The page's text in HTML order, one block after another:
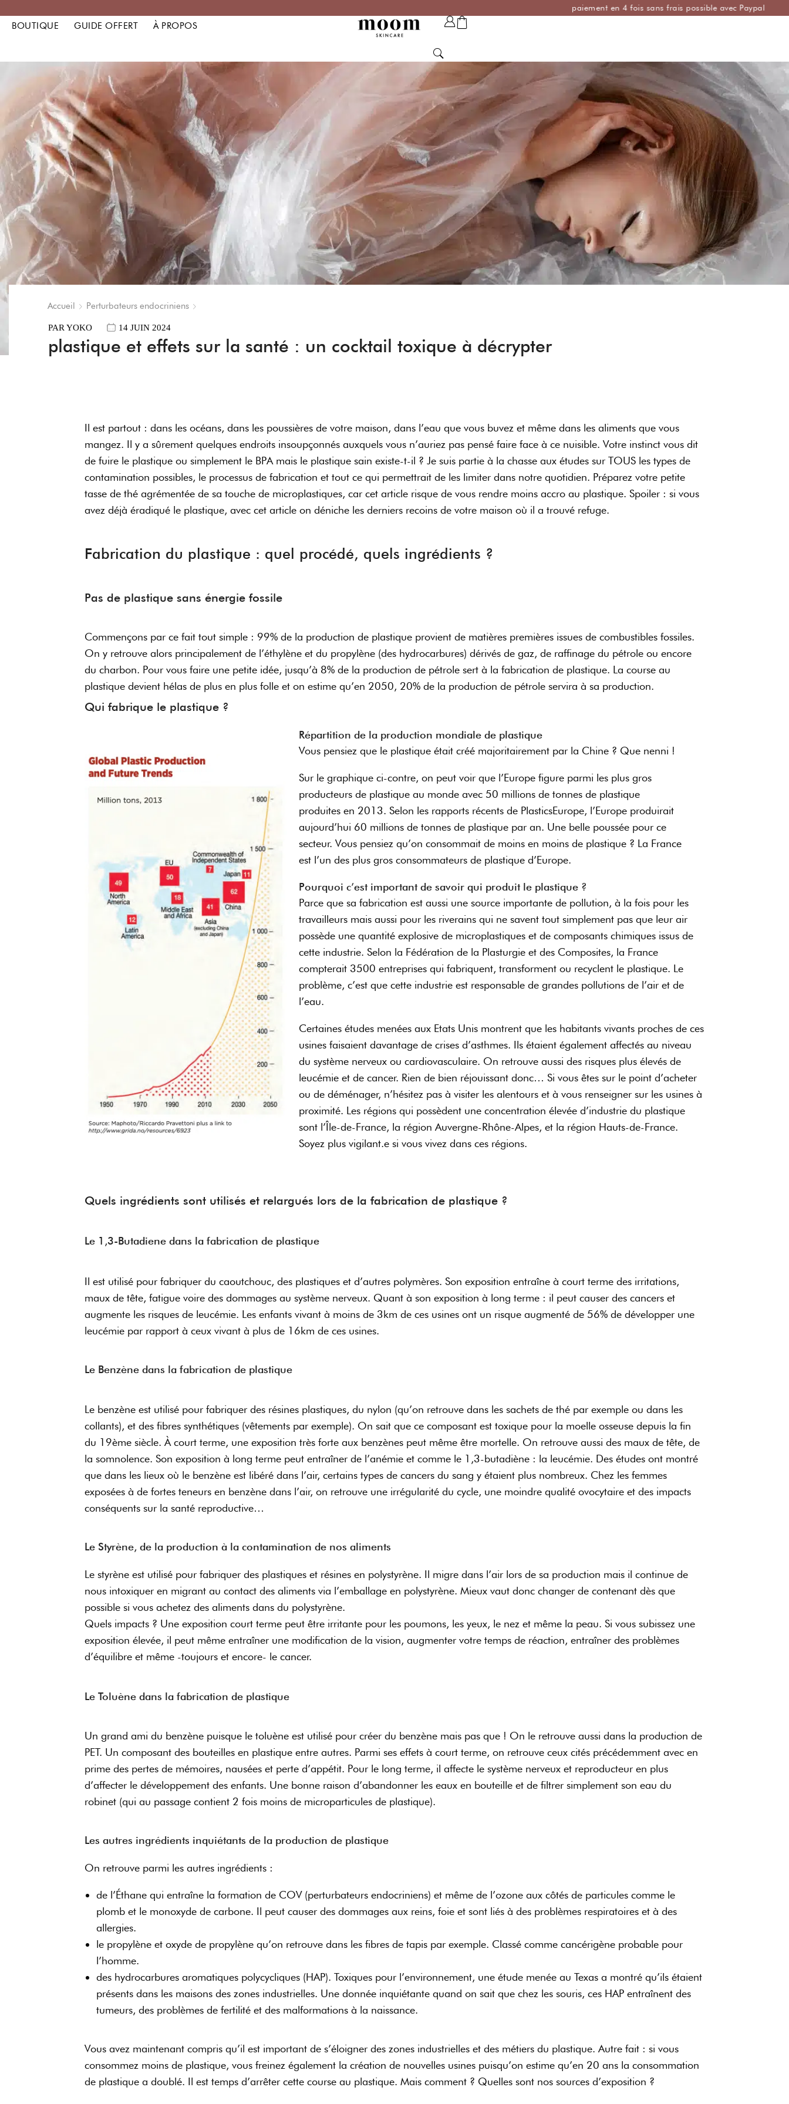
BOUTIQUE GUIDE OFFERT À PROPOS
Accueil Perturbateurs endocriniens
PAR YOKO 14 JUIN 2024
plastique et effets sur la santé : un cocktail toxique à décrypter
Il est partout : dans les océans, dans les poussières de votre maison, dans l’eau que vous buvez et même dans les aliments que vous
mangez. Il y a sûrement quelques endroits insoupçonnés auxquels vous n’auriez pas pensé faire face à ce nuisible. Votre instinct vous dit
de fuire le plastique ou simplement le BPA mais le plastique sain existe-t-il ? Je suis partie à la chasse aux études sur TOUS les types de
contamination possibles, le processus de fabrication et tout ce qui permettrait de les limiter dans notre quotidien. Préparez votre petite
tasse de thé agrémentée de sa touche de microplastiques, car cet article risque de vous rendre moins accro au plastique. Spoiler : si vous
avez déjà éradiqué le plastique, avec cet article on déniche les derniers recoins de votre maison où il a trouvé refuge.
Fabrication du plastique : quel procédé, quels ingrédients ?
Pas de plastique sans énergie fossile
Commençons par ce fait tout simple : 99% de la production de plastique provient de matières premières issues de combustibles fossiles.
On y retrouve alors principalement de l’éthylène et du propylène (des hydrocarbures) dérivés de gaz, de raffinage du pétrole ou encore
du charbon. Pour vous faire une petite idée, jusqu’à 8% de la production de pétrole sert à la fabrication de plastique. La course au
plastique devient hélas de plus en plus folle et on estime qu’en 2050, 20% de la production de pétrole servira à sa production.
Qui fabrique le plastique ?
Répartition de la production mondiale de plastique
Vous pensiez que le plastique était créé majoritairement par la Chine ? Que nenni !
Sur le graphique ci-contre, on peut voir que l’Europe figure parmi les plus gros
producteurs de plastique au monde avec 50 millions de tonnes de plastique
produites en 2013. Selon les rapports récents de PlasticsEurope, l’Europe produirait
aujourd’hui 60 millions de tonnes de plastique par an. Une belle poussée pour ce
secteur. Vous pensiez qu’on consommait de moins en moins de plastique ? La France
est l’un des plus gros consommateurs de plastique d’Europe.
Pourquoi c’est important de savoir qui produit le plastique ?
Parce que sa fabrication est aussi une source importante de pollution, à la fois pour les
travailleurs mais aussi pour les riverains qui ne savent tout simplement pas que leur air
possède une quantité explosive de microplastiques et de composants chimiques issus de
cette industrie. Selon la Fédération de la Plasturgie et des Composites, la France
compterait 3500 entreprises qui fabriquent, transforment ou recyclent le plastique. Le
problème, c’est que cette industrie est responsable de grandes pollutions de l’air et de
l’eau.
Certaines études menées aux Etats Unis montrent que les habitants vivants proches de ces
usines faisaient davantage de crises d’asthmes. Ils étaient également affectés au niveau
du système nerveux ou cardiovasculaire. On retrouve aussi des risques plus élevés de
leucémie et de cancer. Rien de bien réjouissant donc… Si vous êtes sur le point d’acheter
ou de déménager, n’hésitez pas à visiter les alentours et à vous renseigner sur les usines à
proximité. Les régions qui possèdent une concentration élevée d’industrie du plastique
sont l’Île-de-France, la région Auvergne-Rhône-Alpes, et la région Hauts-de-France.
Soyez plus vigilant.e si vous vivez dans ces régions.
Quels ingrédients sont utilisés et relargués lors de la fabrication de plastique ?
Le 1,3-Butadiene dans la fabrication de plastique
Il est utilisé pour fabriquer du caoutchouc, des plastiques et d’autres polymères. Son exposition entraîne à court terme des irritations,
maux de tête, fatigue voire des dommages au système nerveux. Quant à son exposition à long terme : il peut causer des cancers et
augmente les risques de leucémie. Les enfants vivant à moins de 3km de ces usines ont un risque augmenté de 56% de développer une
leucémie par rapport à ceux vivant à plus de 16km de ces usines.
Le Benzène dans la fabrication de plastique
Le benzène est utilisé pour fabriquer des résines plastiques, du nylon (qu’on retrouve dans les sachets de thé par exemple ou dans les
collants), et des fibres synthétiques (vêtements par exemple). On sait que ce composant est toxique pour la moelle osseuse depuis la fin
du 19ème siècle. À court terme, une exposition très forte aux benzènes peut même être mortelle. On retrouve aussi des maux de tête, de
la somnolence. Son exposition à long terme peut entraîner de l’anémie et comme le 1,3-butadiène : la leucémie. Des études ont montré
que dans les lieux où le benzène est libéré dans l’air, certains types de cancers du sang y étaient plus nombreux. Chez les femmes
exposées à de fortes teneurs en benzène dans l’air, on retrouve une irrégularité du cycle, une moindre qualité ovocytaire et des impacts
conséquents sur la santé reproductive…
Le Styrène, de la production à la contamination de nos aliments
Le styrène est utilisé pour fabriquer des plastiques et résines en polystyrène. Il migre dans l’air lors de sa production mais il continue de
nous intoxiquer en migrant au contact des aliments via l’emballage en polystyrène. Mieux vaut donc changer de contenant dès que
possible si vous achetez des aliments dans du polystyrène.
Quels impacts ? Une exposition court terme peut être irritante pour les poumons, les yeux, le nez et même la peau. Si vous subissez une
exposition élevée, il peut même entraîner une modification de la vision, augmenter votre temps de réaction, entraîner des problèmes
d’équilibre et même -toujours et encore- le cancer.
Le Toluène dans la fabrication de plastique
Un grand ami du benzène puisque le toluène est utilisé pour créer du benzène mais pas que ! On le retrouve aussi dans la production de
PET. Un composant des bouteilles en plastique entre autres. Parmi ses effets à court terme, on retrouve ceux cités précédemment avec en
prime des pertes de mémoires, nausées et perte d’appétit. Pour le long terme, il affecte le système nerveux et reproducteur en plus
d’affecter le développement des enfants. Une bonne raison d’abandonner les eaux en bouteille et de filtrer simplement son eau du
robinet (qui au passage contient 2 fois moins de microparticules de plastique).
Les autres ingrédients inquiétants de la production de plastique
On retrouve parmi les autres ingrédients :
de l’Éthane qui entraîne la formation de COV (perturbateurs endocriniens) et même de l’ozone aux côtés de particules comme le
plomb et le monoxyde de carbone. Il peut causer des dommages aux reins, foie et sont liés à des problèmes respiratoires et à des
allergies.
le propylène et oxyde de propylène qu’on retrouve dans les fibres de tapis par exemple. Classé comme cancérigène probable pour
l’homme.
des hydrocarbures aromatiques polycycliques (HAP). Toxiques pour l’environnement, une étude menée au Texas a montré qu’ils étaient
présents dans les maisons des zones industrielles. Une donnée inquiétante quand on sait que chez les souris, ces HAP entraînent des
tumeurs, des problèmes de fertilité et des malformations à la naissance.
Vous avez maintenant compris qu’il est important de s’éloigner des zones industrielles et des métiers du plastique. Autre fait : si vous
consommez moins de plastique, vous freinez également la création de nouvelles usines puisqu’on estime qu’en 20 ans la consommation
de plastique a doublé. Il est temps d’arrêter cette course au plastique. Mais comment ? Quelles sont nos sources d’exposition ?